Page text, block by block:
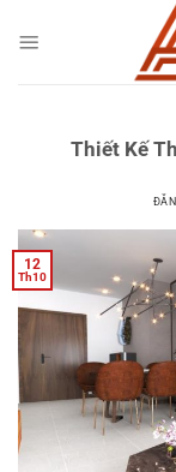
qua
Thiết Kế
12
Th10